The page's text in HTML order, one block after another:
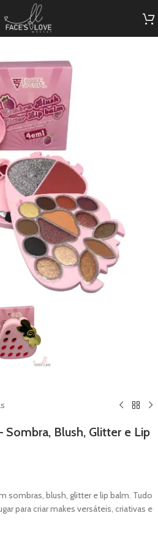
Blush, Glitter e Lip
sombras, blush, glitter e lip balm. Tudo
para criar makes versáteis, criativas e